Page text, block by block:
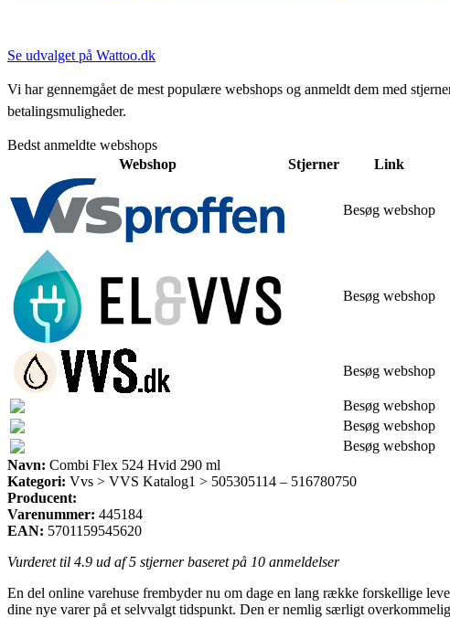
Se udvalget på Wattoo.dk
Vi har gennemgået de mest populære webshops og anmeldt dem med
betalingsmuligheder.
Bedst anmeldte webshops
Webshop
Stjerner Link
Besøg webshop
Besøg webshop
Besøg webshop
Besøg webshop
Besøg webshop
Besøg webshop
Navn: Combi Flex 524 Hvid 290 ml
Kategori: Vvs > VVS Katalog1 > 505305114 – 516780750
Producent:
Varenummer: 445184
EAN: 5701159545620
Vurderet til 4.9 ud af 5 stjerner baseret på 10 anmeldelser
En del online varehuse frembyder nu om dage en lang række forskellige
dine nye varer på et selvvalgt tidspunkt. Den er nemlig særligt